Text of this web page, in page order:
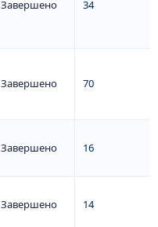
Завершено 34
Завершено 70
Завершено 16
Завершено 14